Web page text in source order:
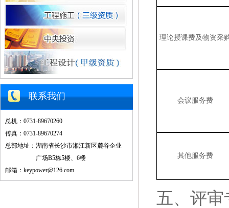
联系我们
总机：0731-89670260
传真：0731-89670274
总部地址：湖南省长沙市湘江新区麓谷企业
广场B5栋5楼、6楼
邮箱：keypower@126.com
理论授课费及物资采
会议服务费
其他服务费
五、评